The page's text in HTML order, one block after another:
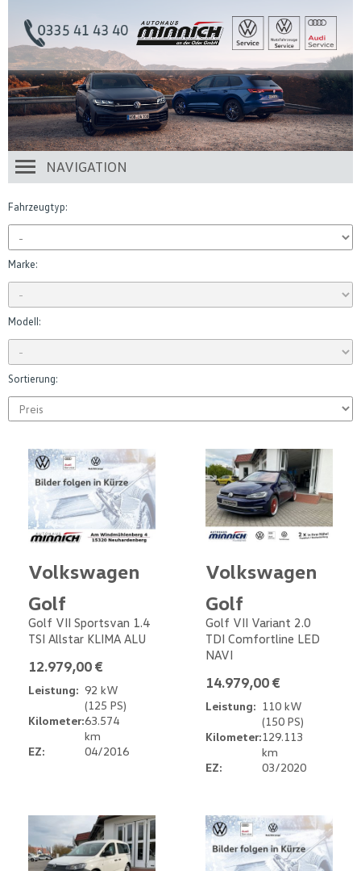
NAVIGATION
Fahrzeugtyp:
Marke:
Modell:
Sortierung:
Volkswagen
Golf
Golf VII Sportsvan 1.4
TSI Allstar KLIMA ALU
12.979,00 €
Leistung: 92 kW
(125 PS)
Kilometer:63.574
km
EZ:
04/2016
Volkswagen
Golf
Golf VII Variant 2.0
TDI Comfortline LED
NAVI
14.979,00 €
Leistung: 110 kW
(150 PS)
Kilometer:129.113
km
EZ:
03/2020